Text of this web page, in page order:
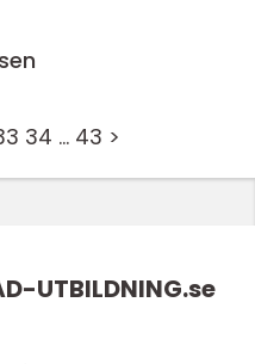
34 … 43 >
UTBILDNING.se